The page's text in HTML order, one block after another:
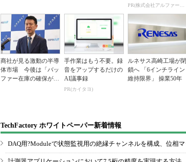
PR(株式会社アルファーテクノ)
商社が見る激動の半導
体市場 今後は「バッ
ファー在庫の確保が重
手作業はもう不要。録
音をアップするだけの
AI議事録
PR(カイタヨ)
ルネサス高崎工場が閉
鎖へ 「6インチライン
維持限界」 操業50年
TechFactory ホワイトペーパー新着情報
DAQ用?Moduleで状態監視用の絶縁チャンネルを構成、位相